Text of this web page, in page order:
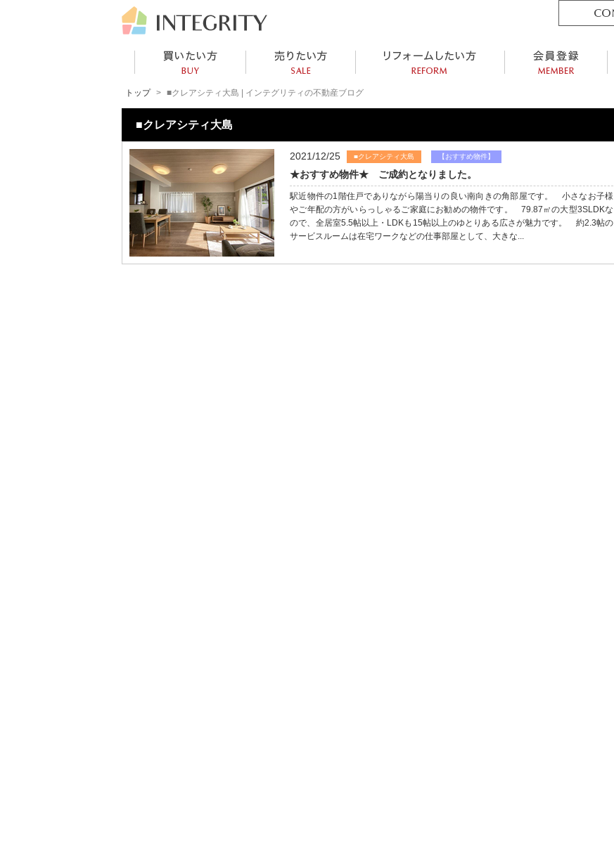
トップ ■クレアシティ大島 | インテグリティの不動産ブログ
■クレアシティ大島
2021/12/25 ■クレアシティ大島 【おすすめ物件】
★おすすめ物件★ ご成約となりました。
駅近物件の1階住戸でありながら陽当りの良い南向きの角部屋です。 小さなお子様
やご年配の方がいらっしゃるご家庭にお勧めの物件です。 79.87㎡の大型3SLDKな
ので、全居室5.5帖以上・LDKも15帖以上のゆとりある広さが魅力です。 約2.3帖の
サービスルームは在宅ワークなどの仕事部屋として、大きな...